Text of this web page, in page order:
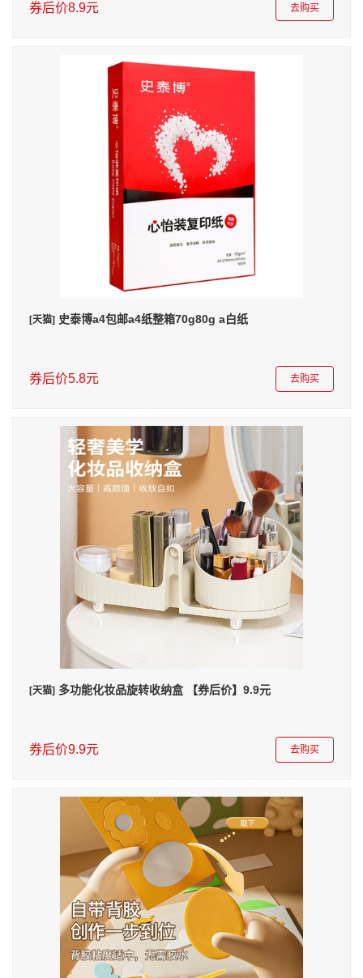
券后价8.9元 去购买
[天猫] 史泰博a4包邮a4纸整箱70g80g a白纸
券后价5.8元 去购买
[天猫] 多功能化妆品旋转收纳盒 【券后价】9.9元
券后价9.9元 去购买